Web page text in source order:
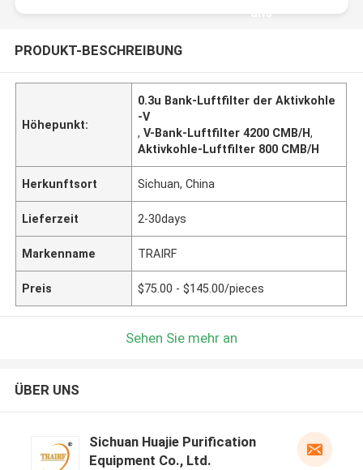
uns
PRODUKT-BESCHREIBUNG
Höhepunkt:
0.3u Bank-Luftfilter der Aktivkohle
-V
,V-Bank-Luftfilter 4200 CMB/H,
Aktivkohle-Luftfilter 800 CMB/H
Herkunftsort Sichuan, China
Lieferzeit 2-30days
Markenname TRAIRF
Preis $75.00 - $145.00/pieces
Sehen Sie mehr an
ÜBER UNS
Sichuan Huajie Purification
Equipment Co., Ltd.